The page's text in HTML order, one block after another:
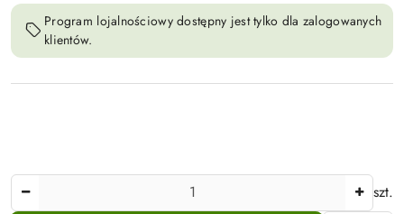
Program lojalnościowy dostępny jest tylko dla zalogowanych
klientów.
szt.